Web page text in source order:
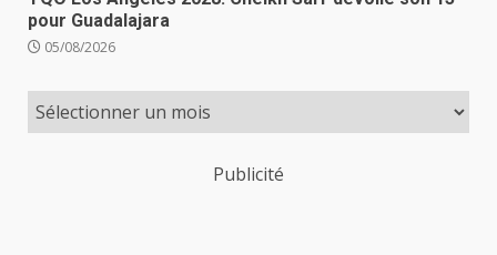
pour Guadalajara
05/08/2026
Publicité